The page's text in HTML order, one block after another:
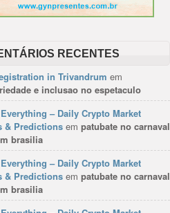
e
no
do
RECENTES
in Trivandrum em
e inclusao no espetaculo
– Daily Crypto Market
& Predictions em patubate no carnaval
brasilia
– Daily Crypto Market
& Predictions em patubate no carnaval
brasilia